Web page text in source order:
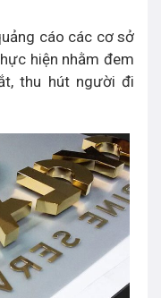
cáo các cơ sở
hiện nhằm đem
thu hút người đi